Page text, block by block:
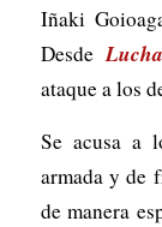
Iñaki
Desde
ataque a los
Se acusa a
armada y de
de manera